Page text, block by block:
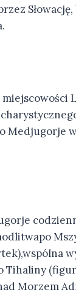
Medjugorje
Tihaliny
Morzem